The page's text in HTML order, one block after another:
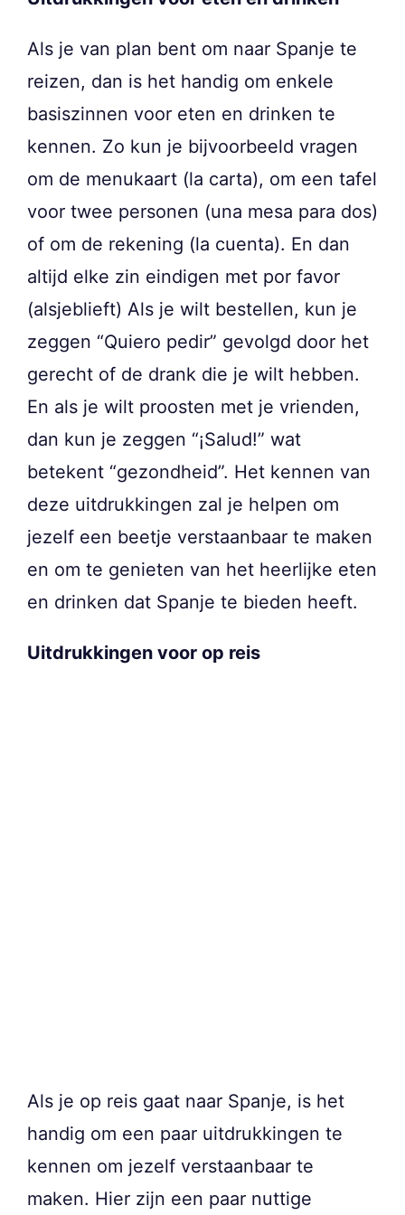
Als je van plan bent om naar Spanje te
reizen, dan is het handig om enkele
basiszinnen voor eten en drinken te
kennen. Zo kun je bijvoorbeeld vragen
om de menukaart (la carta), om een tafel
voor twee personen (una mesa para dos)
of om de rekening (la cuenta). En dan
altijd elke zin eindigen met por favor
(alsjeblieft) Als je wilt bestellen, kun je
zeggen “Quiero pedir” gevolgd door het
gerecht of de drank die je wilt hebben.
En als je wilt proosten met je vrienden,
dan kun je zeggen “¡Salud!” wat
betekent “gezondheid”. Het kennen van
deze uitdrukkingen zal je helpen om
jezelf een beetje verstaanbaar te maken
en om te genieten van het heerlijke eten
en drinken dat Spanje te bieden heeft.
Uitdrukkingen voor op reis
Als je op reis gaat naar Spanje, is het
handig om een paar uitdrukkingen te
kennen om jezelf verstaanbaar te
maken. Hier zijn een paar nuttige